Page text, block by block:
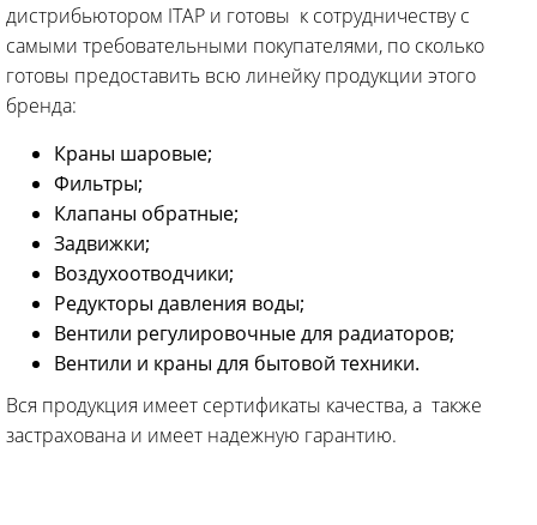
дистрибьютором ITAP и готовы к сотрудничеству с
самыми требовательными покупателями, по сколько
готовы предоставить всю линейку продукции этого
бренда:
Краны шаровые;
Фильтры;
Клапаны обратные;
Задвижки;
Воздухоотводчики;
Редукторы давления воды;
Вентили регулировочные для радиаторов;
Вентили и краны для бытовой техники.
Вся продукция имеет сертификаты качества, а также
застрахована и имеет надежную гарантию.